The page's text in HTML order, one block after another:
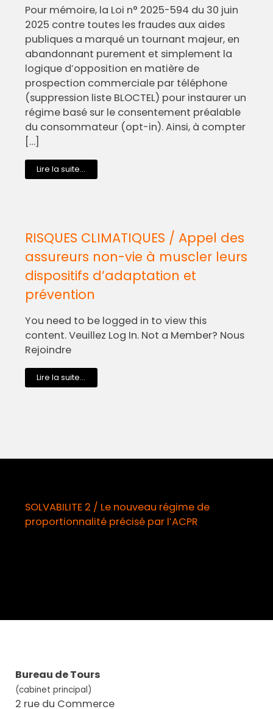
Pour mémoire, la Loi n° 2025-594 du 30 juin
2025 contre toutes les fraudes aux aides
publiques a marqué un tournant majeur, en
abandonnant purement et simplement la
logique d’opposition en matière de
prospection commerciale par téléphone
(suppression liste BLOCTEL) pour instaurer un
régime basé sur le consentement préalable
du consommateur (opt-in). Ainsi, à compter
[…]
Lire la suite...
RISQUES CLIMATIQUES / Appel des
assureurs non-vie à muscler leurs
dispositifs d’adaptation et
prévention
You need to be logged in to view this
content. Veuillez Log In. Not a Member? Nous
Rejoindre
Lire la suite...
SOLVABILITE 2 / Le nouveau régime de
proportionnalité précisé par l’ACPR
Bureau de Tours
(cabinet principal)
2 rue du Commerce